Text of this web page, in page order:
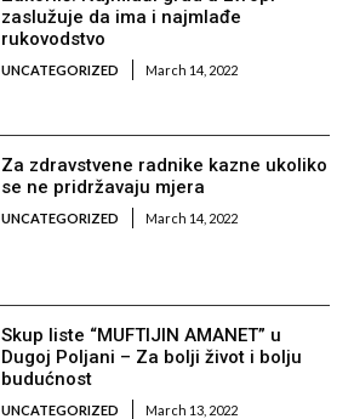
zaslužuje da ima i najmlađe
rukovodstvo
UNCATEGORIZED March 14, 2022
Za zdravstvene radnike kazne ukoliko
se ne pridržavaju mjera
UNCATEGORIZED March 14, 2022
Skup liste “MUFTIJIN AMANET” u
Dugoj Poljani – Za bolji život i bolju
budućnost
UNCATEGORIZED March 13, 2022